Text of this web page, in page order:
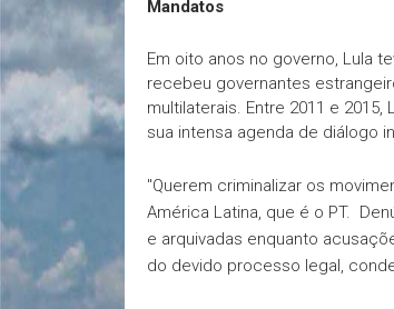
Mandatos
Em oito anos no governo, Lula
recebeu governantes
multilaterais. Entre 2011 e
sua intensa agenda de diálogo
"Querem criminalizar os
América Latina, que é o PT.
e arquivadas enquanto
do devido processo legal,